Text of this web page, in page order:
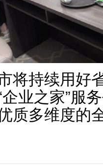
将持续用好
业之家”服
质多维度的